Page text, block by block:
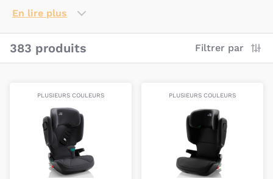
ou encoreMima
le siège-auto adapté à vos besoins.
Comment choisir le siège-auto de
Plusieurs critères vont vous permettre de choisir le
siège-auto idéal pour votre bébé :
Privilégiez un siège-auto dont le groupe correspond
au poids de votre enfant (
groupe 0/0+de la
naissance à 13kg,
de la naissance à
En lire plus
383 produits Filtrer par
PLUSIEURS COULEURS PLUSIEURS COULEURS